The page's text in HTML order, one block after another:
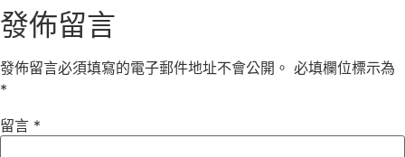
發佈留言
發佈留言必須填寫的電子郵件地址不會公開。 必填欄位標示為
*
留言 *